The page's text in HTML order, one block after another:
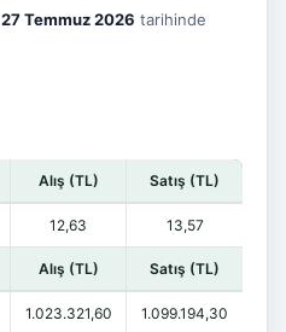
27 Temmuz 2026 tarihinde
Alış (TL) Satış (TL)
12,63 13,57
Alış (TL) Satış (TL)
1.023.321,60 1.099.194,30